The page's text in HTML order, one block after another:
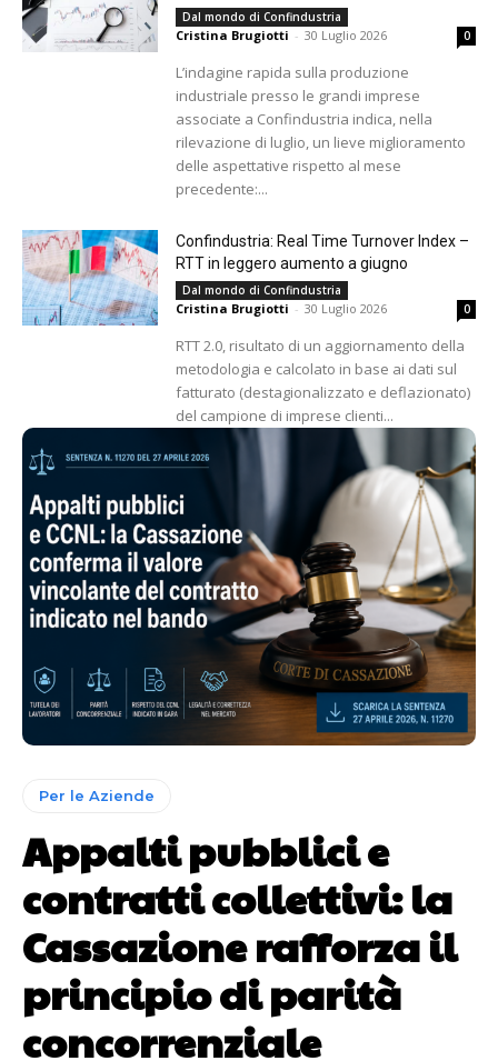
Dal mondo di Confindustria
Cristina Brugiotti - 30 Luglio 2026 0
L’indagine rapida sulla produzione
industriale presso le grandi imprese
associate a Confindustria indica, nella
rilevazione di luglio, un lieve miglioramento
delle aspettative rispetto al mese
precedente:...
Confindustria: Real Time Turnover Index –
RTT in leggero aumento a giugno
Dal mondo di Confindustria
Cristina Brugiotti - 30 Luglio 2026 0
RTT 2.0, risultato di un aggiornamento della
metodologia e calcolato in base ai dati sul
fatturato (destagionalizzato e deflazionato)
del campione di imprese clienti...
Per le Aziende
Appalti pubblici e
contratti collettivi: la
Cassazione rafforza il
principio di parità
concorrenziale